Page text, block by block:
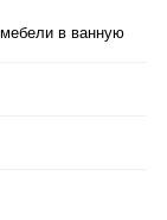
в ванную